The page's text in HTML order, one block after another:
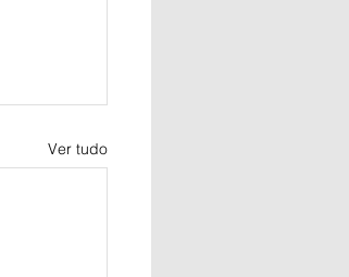
Ver tudo